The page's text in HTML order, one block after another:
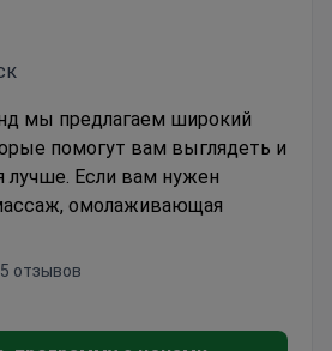
мы предлагаем широкий
помогут вам выглядеть и
лучше. Если вам нужен
омолаживающая
или маникюр и педикюр,
всегда готова
входят классический
5 отзывов